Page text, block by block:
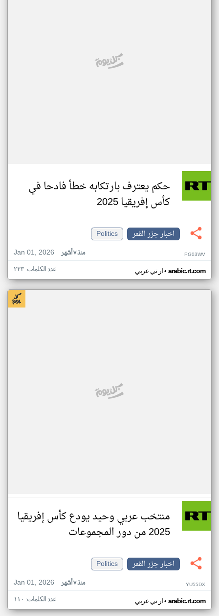
حكم يعترف بارتكابه خطأ فادحا في
كأس إفريقيا 2025
اخبار جزر القمر
Politics
Jan 01, 2026
منذ ٧ أشهر PG03WV
ار تي عربي• arabic.rt.com عدد الكلمات: ٢٢٣
منتخب عربي وحيد يودع كأس إفريقيا
2025 من دور المجموعات
اخبار جزر القمر
Politics
Jan 01, 2026
منذ ٧ أشهر YU55DX
ار تي عربي• arabic.rt.com عدد الكلمات: ١١٠